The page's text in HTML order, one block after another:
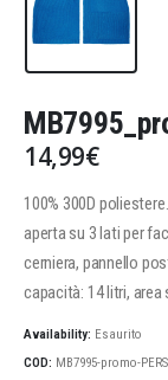
14,99€
100% 300D
aperta su 3 lati per
cerniera, pannello
capacità: 14 litri, area
Availability: Esaurito
COD: MB7995-promo-